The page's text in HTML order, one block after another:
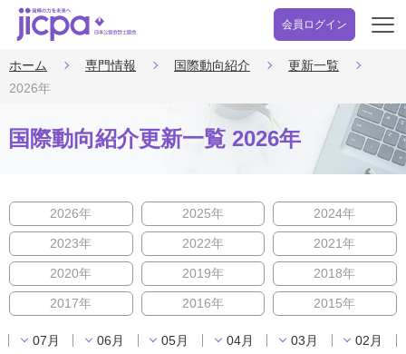
会員ログイン
開
ホーム 専門情報 国際動向紹介
更新一覧
2026年
国際動向紹介更新一覧 2026年
2026年 2025年 2024年
2023年 2022年 2021年
2020年 2019年 2018年
2017年 2016年 2015年
07月 06月 05月 04月 03月
02月